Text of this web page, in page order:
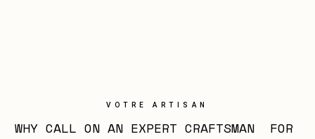
VOTRE ARTISAN
WHY CALL ON AN EXPERT CRAFTSMAN  FOR